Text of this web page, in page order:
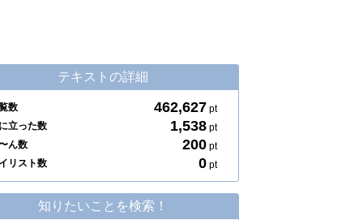
テキストの詳細
数 462,627 pt
立った数
1,538 pt
ん数
200 pt
リスト数
0 pt
知りたいことを検索！